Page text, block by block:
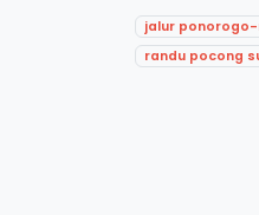
jalur
randu pocong